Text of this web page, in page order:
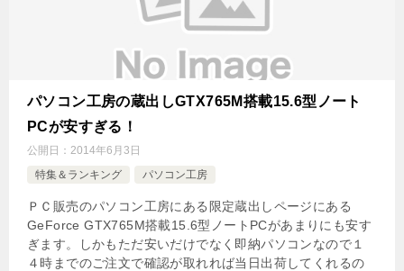
パソコン工房の蔵出しGTX765M搭載15.6型ノート
PCが安すぎる！
公開日： 2014年6月3日
特集＆ランキング
パソコン工房
ＰＣ販売のパソコン工房にある限定蔵出しページにある
GeForce GTX765M搭載15.6型ノートPCがあまりにも安す
ぎます。しかもただ安いだけでなく即納パソコンなので１
４時までのご注文で確認が取れれば当日出荷してくれるの